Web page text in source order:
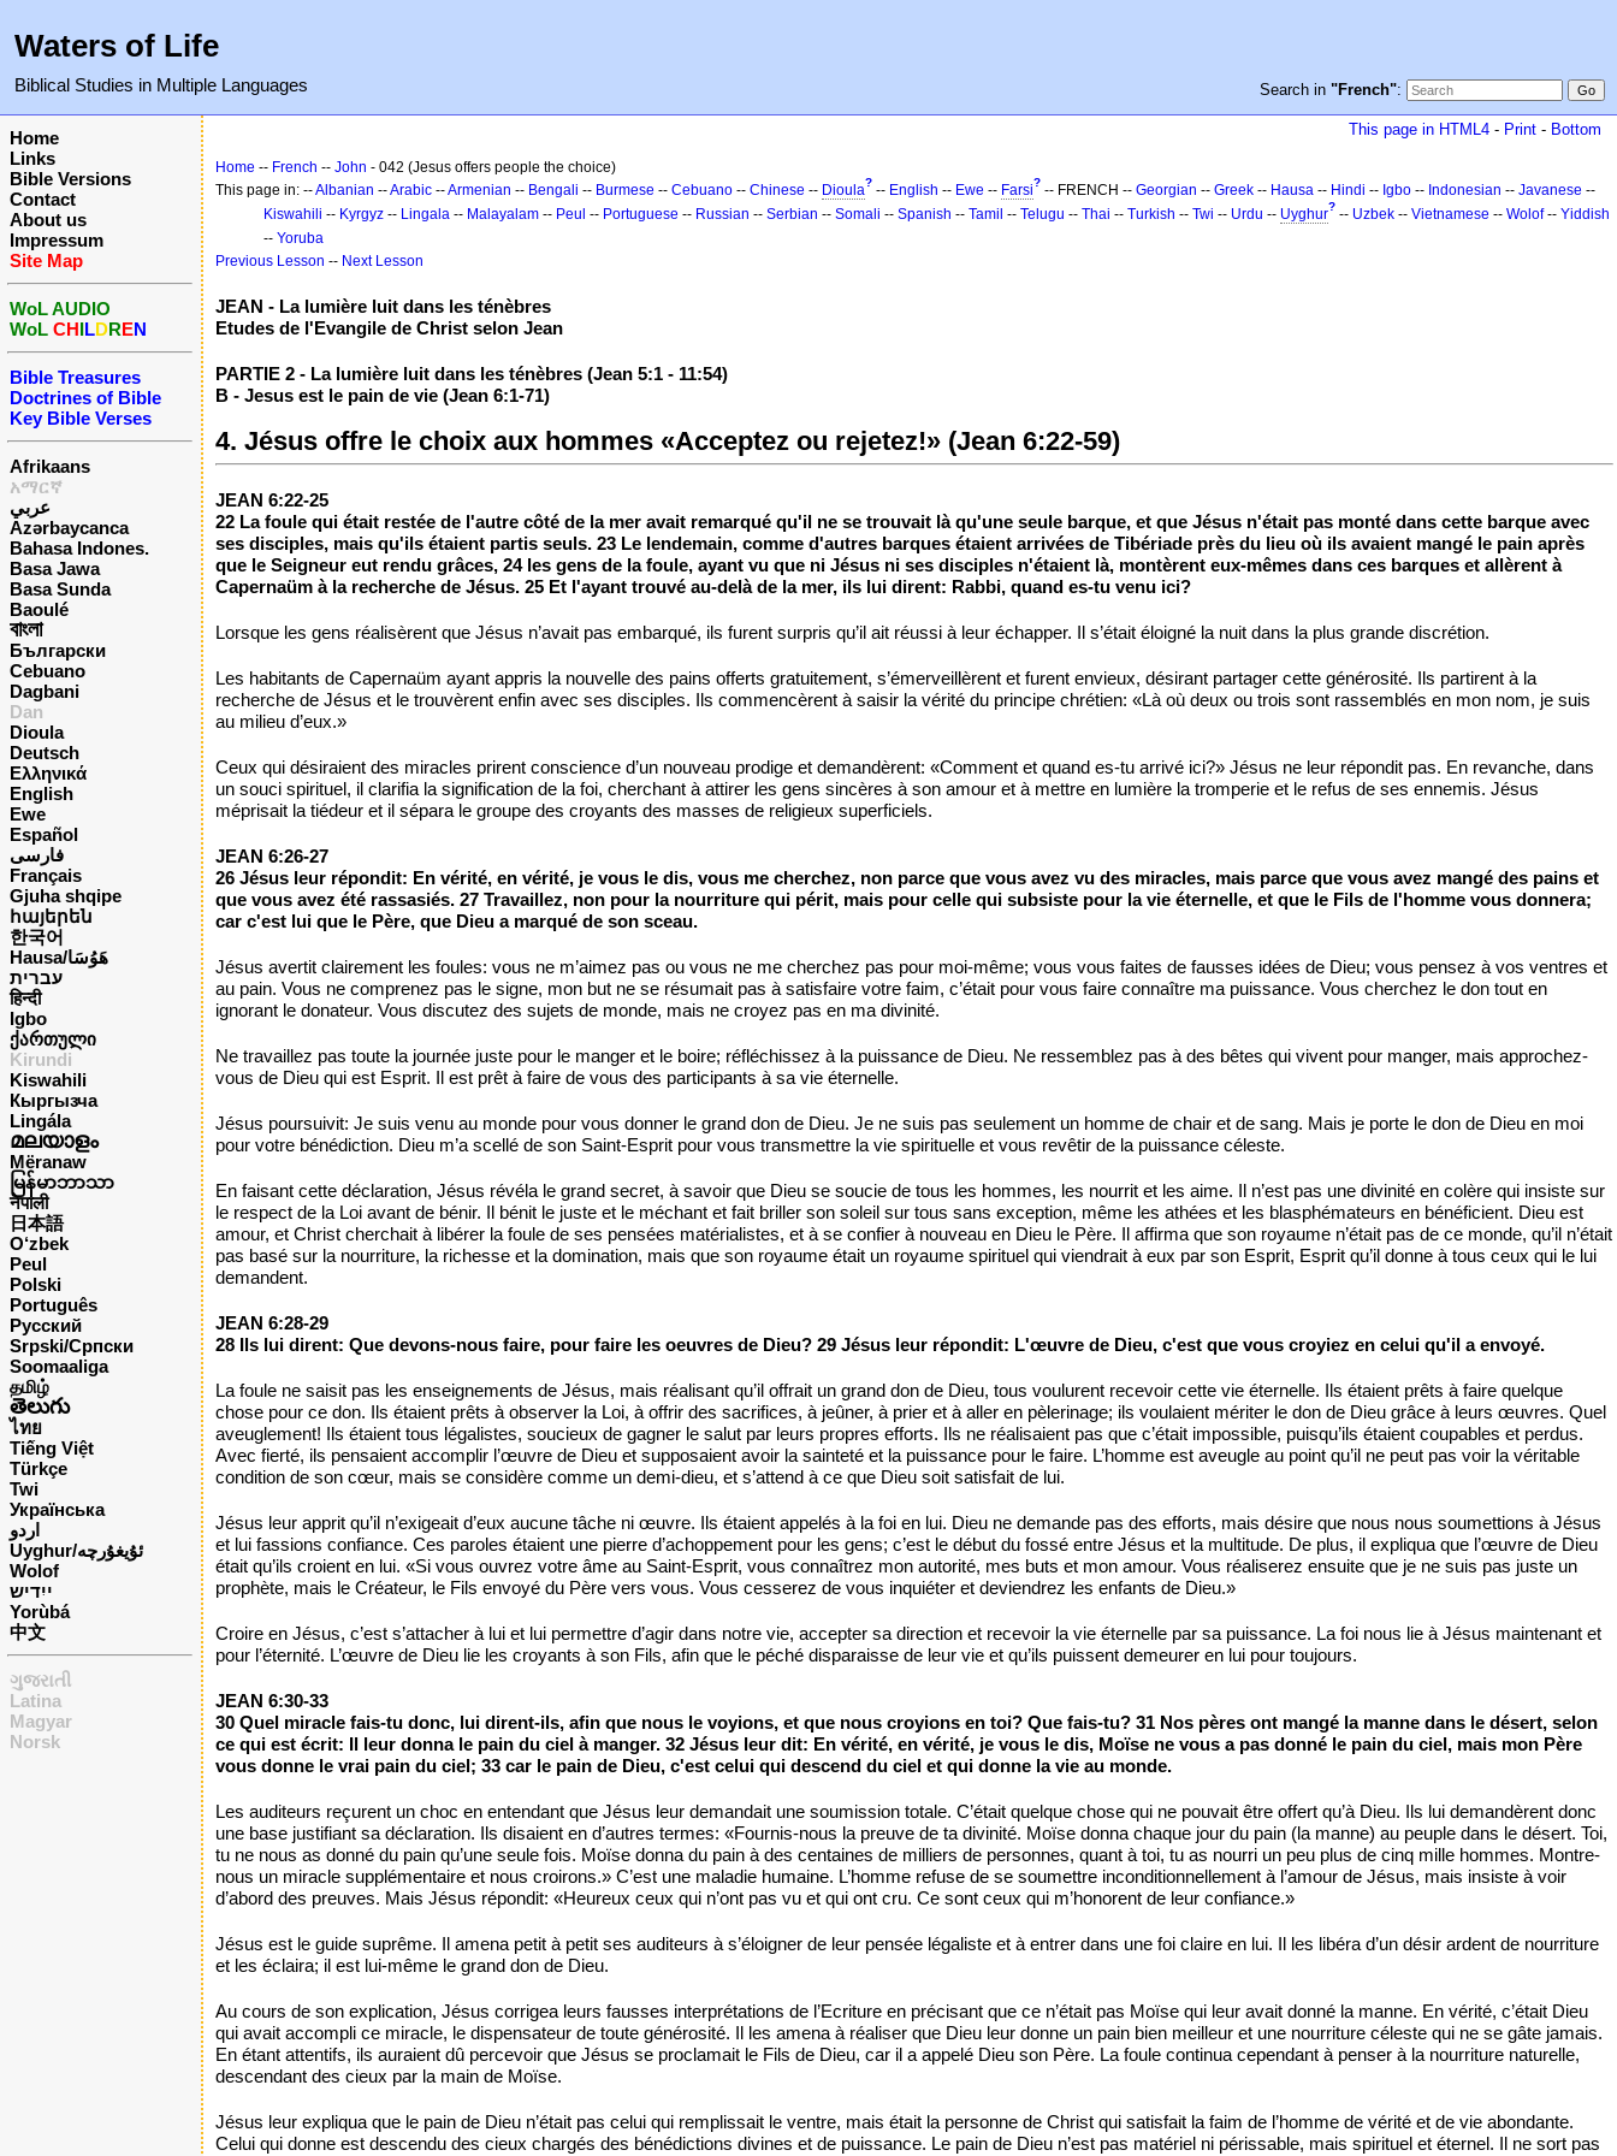
Waters of Life
Biblical Studies in Multiple Languages Search in "French":
Home
Links
Bible Versions
Contact
About us
Impressum
Site Map
WoL AUDIO
WoL CHILDREN
Bible Treasures
Doctrines of Bible
Key Bible Verses
Afrikaans
አማርኛ
عربي
Azərbaycanca
Bahasa Indones.
Basa Jawa
Basa Sunda
Baoulé
বাংলা
Български
Cebuano
Dagbani
Dan
Dioula
Deutsch
Ελληνικά
English
Ewe
Español
فارسی
Français
Gjuha shqipe
հայերեն
한국어
Hausa/هَوُسَا
עברית
हिन्दी
Igbo
ქართული
Kirundi
Kiswahili
Кыргызча
Lingála
മലയാളം
Mëranaw
မြန်မာဘာသာ
नेपाली
日本語
O‘zbek
Peul
Polski
Português
Русский
Srpski/Српски
Soomaaliga
தமிழ்
తెలుగు
ไทย
Tiếng Việt
Türkçe
Twi
Українська
اردو
Uyghur/ئۇيغۇرچه
Wolof
ייִדיש
Yorùbá
中文
ગુજરાતી
Latina
Magyar
Norsk
This page in HTML4 - Print - Bottom
Home -- French -- John - 042 (Jesus offers people the choice)
This page in: --Albanian --Arabic --Armenian -- Bengali -- Burmese -- Cebuano -- Chinese -- Dioula? -- English -- Ewe -- Farsi? -- FRENCH -- Georgian -- Greek -- Hausa -- Hindi -- Igbo -- Indonesian -- Javanese --
Kiswahili -- Kyrgyz -- Lingala -- Malayalam -- Peul -- Portuguese -- Russian -- Serbian -- Somali -- Spanish -- Tamil -- Telugu -- Thai -- Turkish -- Twi -- Urdu -- Uyghur? -- Uzbek -- Vietnamese -- Wolof-- Yiddish
-- Yoruba
Previous Lesson -- Next Lesson
JEAN - La lumière luit dans les ténèbres
Etudes de l'Evangile de Christ selon Jean
PARTIE 2 - La lumière luit dans les ténèbres (Jean 5:1 - 11:54)
B - Jesus est le pain de vie (Jean 6:1-71)
4. Jésus offre le choix aux hommes «Acceptez ou rejetez!» (Jean 6:22-59)
JEAN 6:22-25
22 La foule qui était restée de l'autre côté de la mer avait remarqué qu'il ne se trouvait là qu'une seule barque, et que Jésus n'était pas monté dans cette barque avec
ses disciples, mais qu'ils étaient partis seuls. 23 Le lendemain, comme d'autres barques étaient arrivées de Tibériade près du lieu où ils avaient mangé le pain après
que le Seigneur eut rendu grâces, 24 les gens de la foule, ayant vu que ni Jésus ni ses disciples n'étaient là, montèrent eux-mêmes dans ces barques et allèrent à
Capernaüm à la recherche de Jésus. 25 Et l'ayant trouvé au-delà de la mer, ils lui dirent: Rabbi, quand es-tu venu ici?
Lorsque les gens réalisèrent que Jésus n’avait pas embarqué, ils furent surpris qu’il ait réussi à leur échapper. Il s’était éloigné la nuit dans la plus grande discrétion.
Les habitants de Capernaüm ayant appris la nouvelle des pains offerts gratuitement, s’émerveillèrent et furent envieux, désirant partager cette générosité. Ils partirent à la
recherche de Jésus et le trouvèrent enfin avec ses disciples. Ils commencèrent à saisir la vérité du principe chrétien: «Là où deux ou trois sont rassemblés en mon nom, je suis
au milieu d’eux.»
Ceux qui désiraient des miracles prirent conscience d’un nouveau prodige et demandèrent: «Comment et quand es-tu arrivé ici?» Jésus ne leur répondit pas. En revanche, dans
un souci spirituel, il clarifia la signification de la foi, cherchant à attirer les gens sincères à son amour et à mettre en lumière la tromperie et le refus de ses ennemis. Jésus
méprisait la tiédeur et il sépara le groupe des croyants des masses de religieux superficiels.
JEAN 6:26-27
26 Jésus leur répondit: En vérité, en vérité, je vous le dis, vous me cherchez, non parce que vous avez vu des miracles, mais parce que vous avez mangé des pains et
que vous avez été rassasiés. 27 Travaillez, non pour la nourriture qui périt, mais pour celle qui subsiste pour la vie éternelle, et que le Fils de l'homme vous donnera;
car c'est lui que le Père, que Dieu a marqué de son sceau.
Jésus avertit clairement les foules: vous ne m’aimez pas ou vous ne me cherchez pas pour moi-même; vous vous faites de fausses idées de Dieu; vous pensez à vos ventres et
au pain. Vous ne comprenez pas le signe, mon but ne se résumait pas à satisfaire votre faim, c’était pour vous faire connaître ma puissance. Vous cherchez le don tout en
ignorant le donateur. Vous discutez des sujets de monde, mais ne croyez pas en ma divinité.
Ne travaillez pas toute la journée juste pour le manger et le boire; réfléchissez à la puissance de Dieu. Ne ressemblez pas à des bêtes qui vivent pour manger, mais approchez-
vous de Dieu qui est Esprit. Il est prêt à faire de vous des participants à sa vie éternelle.
Jésus poursuivit: Je suis venu au monde pour vous donner le grand don de Dieu. Je ne suis pas seulement un homme de chair et de sang. Mais je porte le don de Dieu en moi
pour votre bénédiction. Dieu m’a scellé de son Saint-Esprit pour vous transmettre la vie spirituelle et vous revêtir de la puissance céleste.
En faisant cette déclaration, Jésus révéla le grand secret, à savoir que Dieu se soucie de tous les hommes, les nourrit et les aime. Il n’est pas une divinité en colère qui insiste sur
le respect de la Loi avant de bénir. Il bénit le juste et le méchant et fait briller son soleil sur tous sans exception, même les athées et les blasphémateurs en bénéficient. Dieu est
amour, et Christ cherchait à libérer la foule de ses pensées matérialistes, et à se confier à nouveau en Dieu le Père. Il affirma que son royaume n’était pas de ce monde, qu’il n’était
pas basé sur la nourriture, la richesse et la domination, mais que son royaume était un royaume spirituel qui viendrait à eux par son Esprit, Esprit qu’il donne à tous ceux qui le lui
demandent.
JEAN 6:28-29
28 Ils lui dirent: Que devons-nous faire, pour faire les oeuvres de Dieu? 29 Jésus leur répondit: L'œuvre de Dieu, c'est que vous croyiez en celui qu'il a envoyé.
La foule ne saisit pas les enseignements de Jésus, mais réalisant qu’il offrait un grand don de Dieu, tous voulurent recevoir cette vie éternelle. Ils étaient prêts à faire quelque
chose pour ce don. Ils étaient prêts à observer la Loi, à offrir des sacrifices, à jeûner, à prier et à aller en pèlerinage; ils voulaient mériter le don de Dieu grâce à leurs œuvres. Quel
aveuglement! Ils étaient tous légalistes, soucieux de gagner le salut par leurs propres efforts. Ils ne réalisaient pas que c’était impossible, puisqu’ils étaient coupables et perdus.
Avec fierté, ils pensaient accomplir l’œuvre de Dieu et supposaient avoir la sainteté et la puissance pour le faire. L’homme est aveugle au point qu’il ne peut pas voir la véritable
condition de son cœur, mais se considère comme un demi-dieu, et s’attend à ce que Dieu soit satisfait de lui.
Jésus leur apprit qu’il n’exigeait d’eux aucune tâche ni œuvre. Ils étaient appelés à la foi en lui. Dieu ne demande pas des efforts, mais désire que nous nous soumettions à Jésus
et lui fassions confiance. Ces paroles étaient une pierre d’achoppement pour les gens; c’est le début du fossé entre Jésus et la multitude. De plus, il expliqua que l’œuvre de Dieu
était qu’ils croient en lui. «Si vous ouvrez votre âme au Saint-Esprit, vous connaîtrez mon autorité, mes buts et mon amour. Vous réaliserez ensuite que je ne suis pas juste un
prophète, mais le Créateur, le Fils envoyé du Père vers vous. Vous cesserez de vous inquiéter et deviendrez les enfants de Dieu.»
Croire en Jésus, c’est s’attacher à lui et lui permettre d’agir dans notre vie, accepter sa direction et recevoir la vie éternelle par sa puissance. La foi nous lie à Jésus maintenant et
pour l’éternité. L’œuvre de Dieu lie les croyants à son Fils, afin que le péché disparaisse de leur vie et qu’ils puissent demeurer en lui pour toujours.
JEAN 6:30-33
30 Quel miracle fais-tu donc, lui dirent-ils, afin que nous le voyions, et que nous croyions en toi? Que fais-tu? 31 Nos pères ont mangé la manne dans le désert, selon
ce qui est écrit: Il leur donna le pain du ciel à manger. 32 Jésus leur dit: En vérité, en vérité, je vous le dis, Moïse ne vous a pas donné le pain du ciel, mais mon Père
vous donne le vrai pain du ciel; 33 car le pain de Dieu, c'est celui qui descend du ciel et qui donne la vie au monde.
Les auditeurs reçurent un choc en entendant que Jésus leur demandait une soumission totale. C’était quelque chose qui ne pouvait être offert qu’à Dieu. Ils lui demandèrent donc
une base justifiant sa déclaration. Ils disaient en d’autres termes: «Fournis-nous la preuve de ta divinité. Moïse donna chaque jour du pain (la manne) au peuple dans le désert. Toi,
tu ne nous as donné du pain qu’une seule fois. Moïse donna du pain à des centaines de milliers de personnes, quant à toi, tu as nourri un peu plus de cinq mille hommes. Montre-
nous un miracle supplémentaire et nous croirons.» C’est une maladie humaine. L’homme refuse de se soumettre inconditionnellement à l’amour de Jésus, mais insiste à voir
d’abord des preuves. Mais Jésus répondit: «Heureux ceux qui n’ont pas vu et qui ont cru. Ce sont ceux qui m’honorent de leur confiance.»
Jésus est le guide suprême. Il amena petit à petit ses auditeurs à s’éloigner de leur pensée légaliste et à entrer dans une foi claire en lui. Il les libéra d’un désir ardent de nourriture
et les éclaira; il est lui-même le grand don de Dieu.
Au cours de son explication, Jésus corrigea leurs fausses interprétations de l’Ecriture en précisant que ce n’était pas Moïse qui leur avait donné la manne. En vérité, c’était Dieu
qui avait accompli ce miracle, le dispensateur de toute générosité. Il les amena à réaliser que Dieu leur donne un pain bien meilleur et une nourriture céleste qui ne se gâte jamais.
En étant attentifs, ils auraient dû percevoir que Jésus se proclamait le Fils de Dieu, car il a appelé Dieu son Père. La foule continua cependant à penser à la nourriture naturelle,
descendant des cieux par la main de Moïse.
Jésus leur expliqua que le pain de Dieu n’était pas celui qui remplissait le ventre, mais était la personne de Christ qui satisfait la faim de l’homme de vérité et de vie abondante.
Celui qui donne est descendu des cieux chargés des bénédictions divines et de puissance. Le pain de Dieu n’est pas matériel ni périssable, mais spirituel et éternel. Il ne sort pas